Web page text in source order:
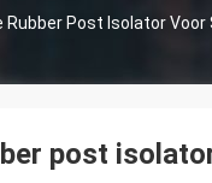
Rubber Post Isolator
post